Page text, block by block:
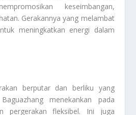
keseimbangan,
Gerakannya yang melambat
meningkatkan energi dalam
berputar dan berliku yang
menekankan pada
pergerakan fleksibel. Ini juga